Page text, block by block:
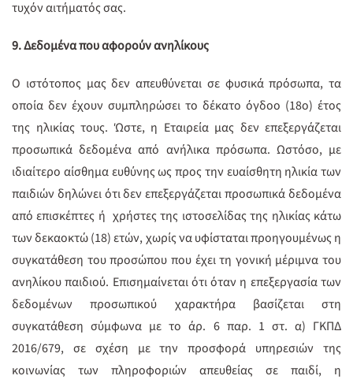
τυχόν αιτήματός σας.
9.Δεδομένα που αφορούν ανηλίκους
Ο ιστότοπος μας δεν απευθύνεται σε φυσικά πρόσωπα, τα
οποία δεν έχουν συμπληρώσει το δέκατο όγδοο (18ο) έτος
της ηλικίας τους. Ώστε, η Εταιρεία μας δεν επεξεργάζεται
προσωπικά δεδομένα από ανήλικα πρόσωπα. Ωστόσο, με
ιδιαίτερο αίσθημα ευθύνης ως προς την ευαίσθητη ηλικία των
παιδιών δηλώνει ότι δεν επεξεργάζεται προσωπικά δεδομένα
από επισκέπτες ή χρήστες της ιστοσελίδας της ηλικίας κάτω
των δεκαοκτώ (18) ετών, χωρίς να υφίσταται προηγουμένως η
συγκατάθεση του προσώπου που έχει τη γονική μέριμνα του
ανηλίκου παιδιού. Επισημαίνεται ότι όταν η επεξεργασία των
δεδομένων προσωπικού χαρακτήρα βασίζεται στη
συγκατάθεση σύμφωνα με το άρ. 6 παρ. 1 στ. α) ΓΚΠΔ
2016/679, σε σχέση με την προσφορά υπηρεσιών της
κοινωνίας των πληροφοριών απευθείας σε παιδί, η